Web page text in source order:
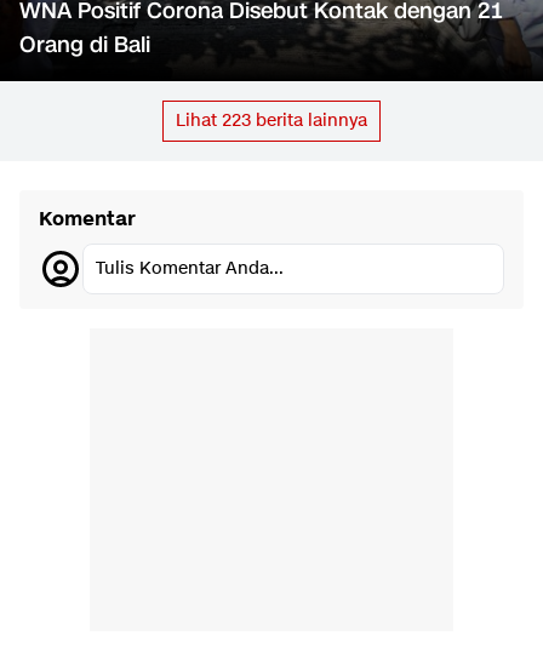
WNA Positif Corona Disebut Kontak dengan 21
Orang di Bali
Lihat 223 berita lainnya
Komentar
Tulis Komentar Anda...